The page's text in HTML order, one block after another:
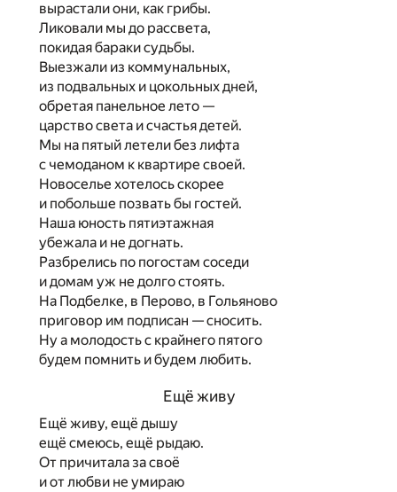
вырастали они, как грибы.
Ликовали мы до рассвета,
покидая бараки судьбы.
Выезжали из коммунальных,
из подвальных и цокольных дней,
обретая панельное лето —
царство света и счастья детей.
Мы на пятый летели без лифта
с чемоданом к квартире своей.
Новоселье хотелось скорее
и побольше позвать бы гостей.
Наша юность пятиэтажная
убежала и не догнать.
Разбрелись по погостам соседи
и домам уж не долго стоять.
На Подбелке, в Перово, в Гольяново
приговор им подписан — сносить.
Ну а молодость с крайнего пятого
будем помнить и будем любить.
Ещё живу
Ещё живу, ещё дышу
ещё смеюсь, ещё рыдаю.
От причитала за своё
и от любви не умираю